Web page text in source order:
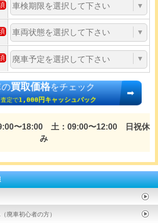
▼
▼
▼
買取価格をチェック
査定で1,000円キャッシュバック
〜18:00 土：09:00〜12:00 日祝休
み
廃車初心者の方）